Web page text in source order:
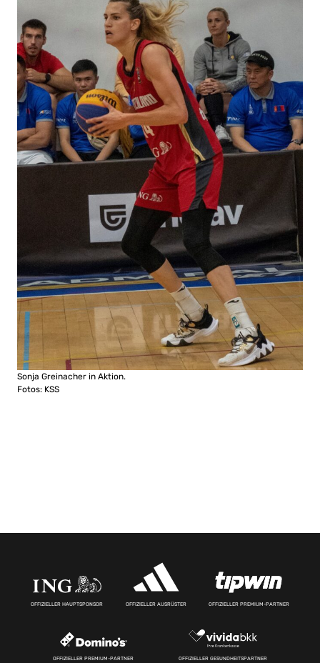
Sonja Greinacher in Aktion.
Fotos: KSS
OFFIZIELLER HAUPTSPONSOR OFFIZIELLER AUSRÜSTER OFFIZIELLER PREMIUM-PARTNER
OFFIZIELLER PREMIUM-PARTNER OFFIZIELLER GESUNDHEITSPARTNER